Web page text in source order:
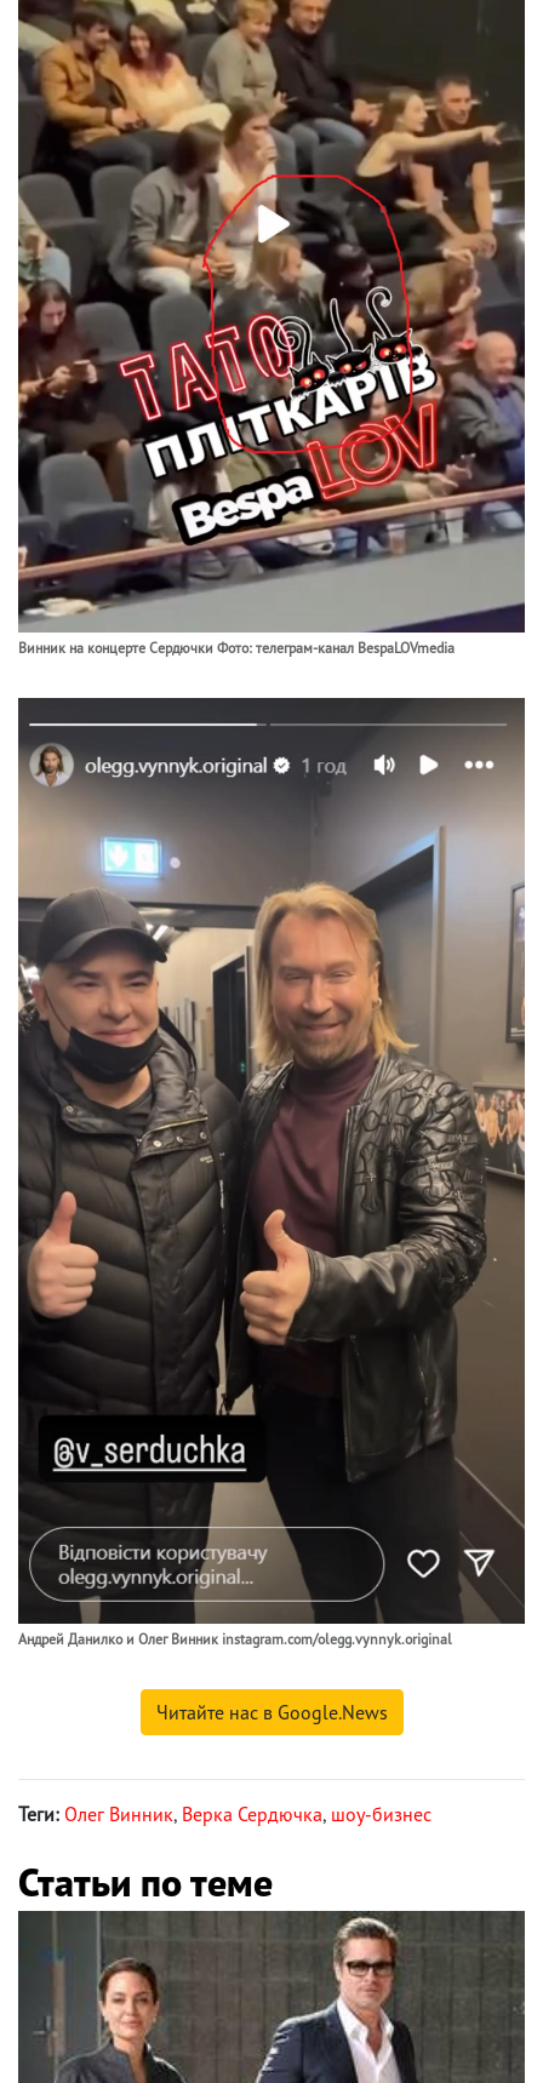
Винник на концерте Сердючки Фото: телеграм-канал BespaLOVmedia
Андрей Данилко и Олег Винник instagram.com/olegg.vynnyk.original
Читайте нас в Google.News
Теги: Олег Винник, Верка Сердючка, шоу-бизнес
Статьи по теме